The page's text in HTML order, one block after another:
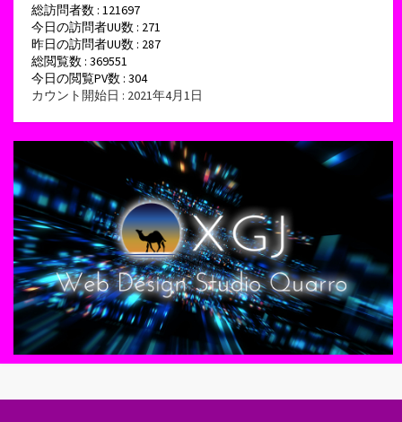
総訪問者数 : 121697
今日の訪問者UU数 : 271
昨日の訪問者UU数 : 287
総閲覧数 : 369551
今日の閲覧PV数 : 304
カウント開始日 : 2021年4月1日